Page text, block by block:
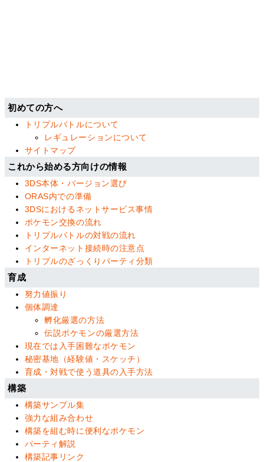
初めての方へ
トリプルバトルについて
レギュレーションについて
サイトマップ
これから始める方向けの情報
3DS本体・バージョン選び
ORAS内での準備
3DSにおけるネットサービス事情
ポケモン交換の流れ
トリプルバトルの対戦の流れ
インターネット接続時の注意点
トリプルのざっくりパーティ分類
育成
努力値振り
個体調達
孵化厳選の方法
伝説ポケモンの厳選方法
現在では入手困難なポケモン
秘密基地（経験値・スケッチ）
育成・対戦で使う道具の入手方法
構築
構築サンプル集
強力な組み合わせ
構築を組む時に便利なポケモン
パーティ解説
構築記事リンク